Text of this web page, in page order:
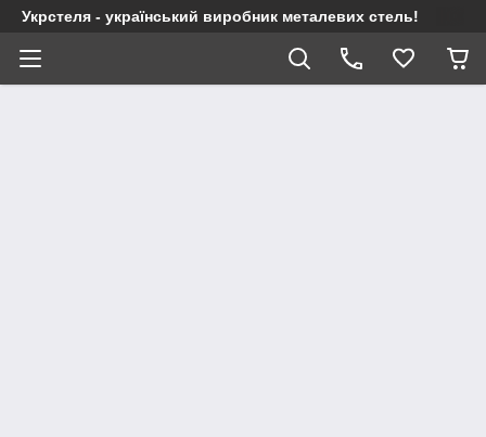
Укрстеля - український виробник металевих стель!